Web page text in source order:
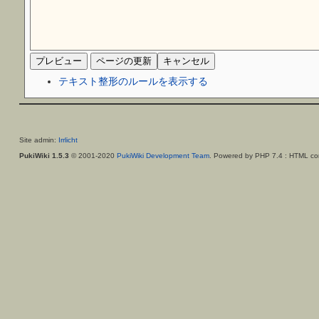
テキスト整形のルールを表示する
Site admin: Irrlicht
PukiWiki 1.5.3 © 2001-2020 PukiWiki Development Team. Powered by PHP 7.4 : HTML